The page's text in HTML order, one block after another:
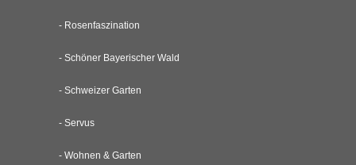
- Rosenfaszination
- Schöner Bayerischer Wald
- Schweizer Garten
- Servus
- Wohnen & Garten